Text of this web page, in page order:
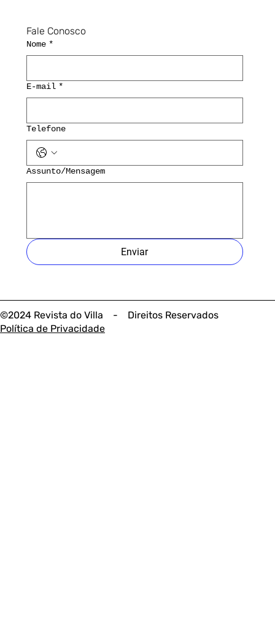
©2024 Revista do Villa - Direitos Reservados
Política de Privacidade
Fale Conosco
Nome *
E-mail *
Telefone
Assunto/Mensagem
Enviar